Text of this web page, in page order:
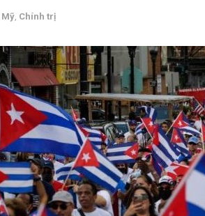
Mỹ Chính trị